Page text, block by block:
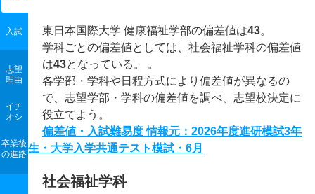
入試
志望
理由
イチ
オシ
卒業後
の進路
東日本国際大学 健康福祉学部の偏差値は43。
学科ごとの偏差値としては、社会福祉学科の偏差値
は43となっている。 。
各学部・学科や日程方式により偏差値が異なるの
で、志望学部・学科の偏差値を調べ、志望校決定に
役立てよう。
偏差値・入試難易度 情報元：2026年度進研模試3年
生・大学入学共通テスト模試・6月
社会福祉学科